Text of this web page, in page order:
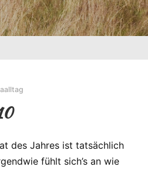
des Jahres ist tatsächlich
fühlt sich’s an wie